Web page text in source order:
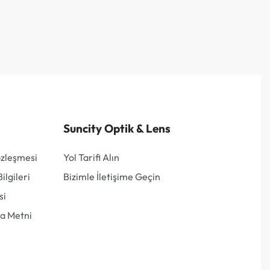
Metni
Suncity Optik & Lens
Yol Tarifi Alın
Bizimle İletişime Geçin